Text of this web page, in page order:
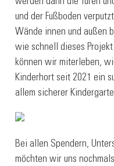
und der Fußboden
Wände innen und außen
wie schnell dieses
können wir miterleben,
Kinderhort seit 2021 ein
allem sicherer
Bei allen Spendern,
möchten wir uns